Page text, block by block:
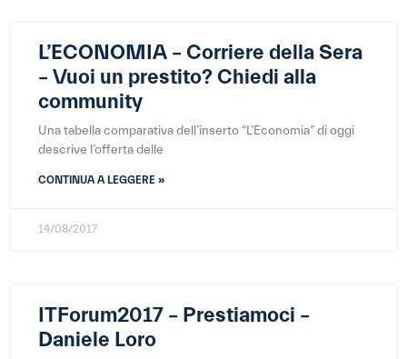
L’ECONOMIA – Corriere della Sera
– Vuoi un prestito? Chiedi alla
community
Una tabella comparativa dell’inserto “L’Economia” di oggi
descrive l’offerta delle
CONTINUA A LEGGERE »
14/08/2017
ITForum2017 – Prestiamoci –
Daniele Loro